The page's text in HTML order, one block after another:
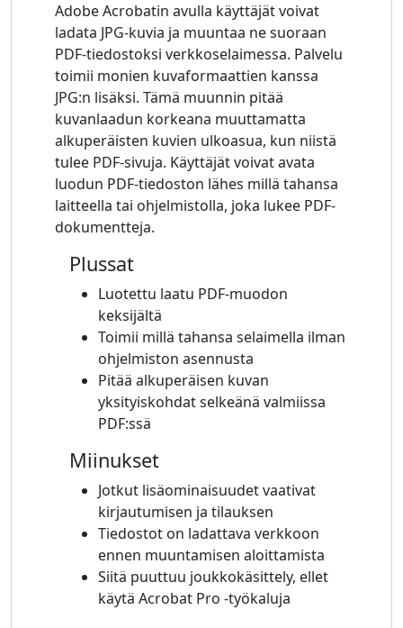
Adobe Acrobatin avulla käyttäjät voivat
ladata JPG-kuvia ja muuntaa ne suoraan
PDF-tiedostoksi verkkoselaimessa. Palvelu
toimii monien kuvaformaattien kanssa
JPG:n lisäksi. Tämä muunnin pitää
kuvanlaadun korkeana muuttamatta
alkuperäisten kuvien ulkoasua, kun niistä
tulee PDF-sivuja. Käyttäjät voivat avata
luodun PDF-tiedoston lähes millä tahansa
laitteella tai ohjelmistolla, joka lukee PDF-
dokumentteja.
Plussat
Luotettu laatu PDF-muodon
keksijältä
Toimii millä tahansa selaimella ilman
ohjelmiston asennusta
Pitää alkuperäisen kuvan
yksityiskohdat selkeänä valmiissa
PDF:ssä
Miinukset
Jotkut lisäominaisuudet vaativat
kirjautumisen ja tilauksen
Tiedostot on ladattava verkkoon
ennen muuntamisen aloittamista
Siitä puuttuu joukkokäsittely, ellet
käytä Acrobat Pro -työkaluja